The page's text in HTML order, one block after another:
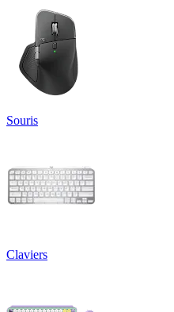
Souris
Claviers